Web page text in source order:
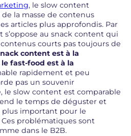
, le slow content
la masse de contenus
articles plus approfondis. Par
s’oppose au snack content qui
courts pas toujours de
content est à la
fast-food est à la
rapidement et peu
pas un souvenir
le slow content est comparable
le temps de déguster et
plus important pour le
problématiques sont
dans le B2B.